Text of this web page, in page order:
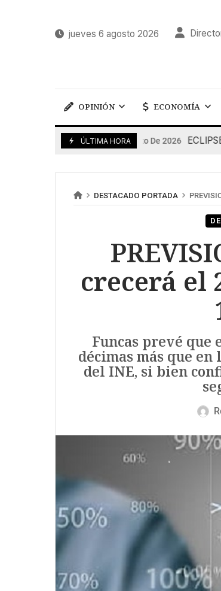
jueves 6 agosto 2026
OPINIÓN ECONOMÍA
ÚLTIMA HORA
6 De Agosto De 2026 ECLIPSE:
DESTACADO PORTADA
crecerá el
Funcas prevé que
décimas más que
del INE, si bien